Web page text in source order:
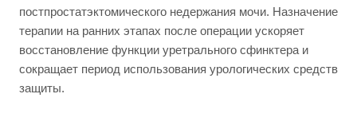
постпростатэктомического недержания мочи. Назначение
терапии на ранних этапах после операции ускоряет
восстановление функции уретрального сфинктера и
сокращает период использования урологических средств
защиты.